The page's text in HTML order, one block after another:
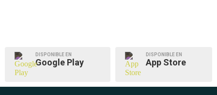
DISPONIBLE EN
Google Play
DISPONIBLE EN
App Store